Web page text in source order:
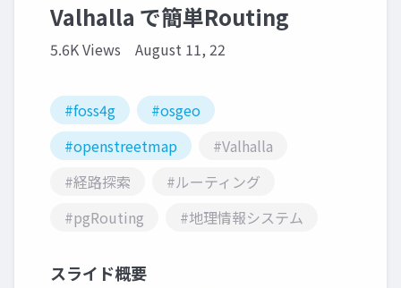
Valhalla で簡単Routing
5.6K Views August 11, 22
#foss4g
#osgeo
#openstreetmap
#Valhalla
#経路探索
#ルーティング
#pgRouting
#地理情報システム
スライド概要